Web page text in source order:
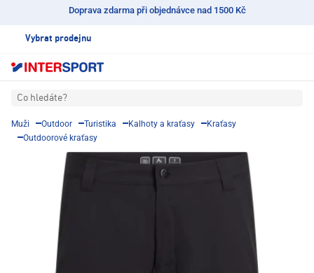
Doprava zdarma při objednávce nad 1500 Kč
Vybrat prodejnu
Co hledáte?
Muži Outdoor Turistika Kalhoty a kraťasy
Kraťasy
Outdoorové kraťasy